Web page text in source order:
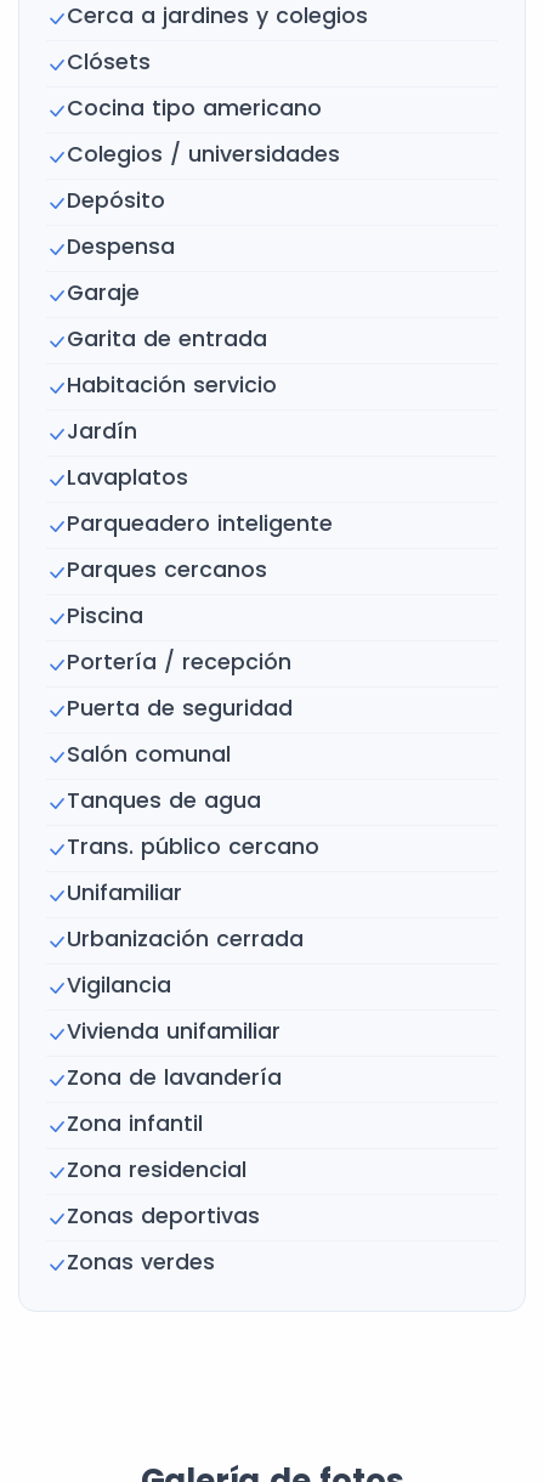
Cerca a jardines y colegios
Clósets
Cocina tipo americano
Colegios / universidades
Depósito
Despensa
Garaje
Garita de entrada
Habitación servicio
Jardín
Lavaplatos
Parqueadero inteligente
Parques cercanos
Piscina
Portería / recepción
Puerta de seguridad
Salón comunal
Tanques de agua
Trans. público cercano
Unifamiliar
Urbanización cerrada
Vigilancia
Vivienda unifamiliar
Zona de lavandería
Zona infantil
Zona residencial
Zonas deportivas
Zonas verdes